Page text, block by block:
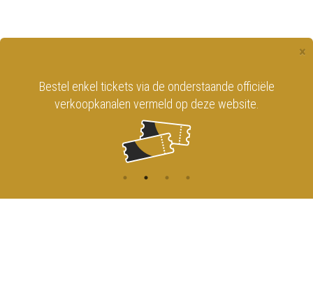
×
Bestel enkel tickets via de onderstaande officiële
verkoopkanalen vermeld op deze website.